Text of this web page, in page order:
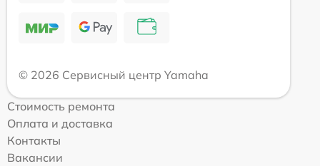
© 2026 Сервисный центр Yamaha
Стоимость ремонта
Оплата и доставка
Контакты
Вакансии